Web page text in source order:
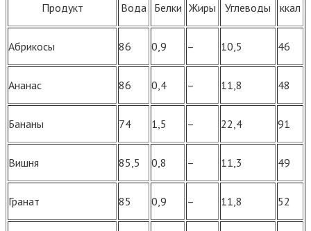
Продукт Вода Белки Жиры Углеводы ккал
Абрикосы 86 0,9 – 10,5 46
Ананас 86 0,4 – 11,8 48
Бананы 74 1,5 – 22,4 91
Вишня 85,5 0,8 – 11,3 49
Гранат 85 0,9 – 11,8 52